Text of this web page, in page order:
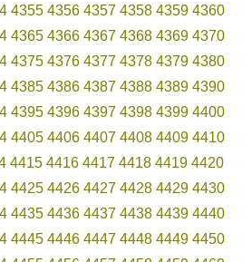
4355 4356 4357 4358 4359 4360
4365 4366 4367 4368 4369 4370
4375 4376 4377 4378 4379 4380
4385 4386 4387 4388 4389 4390
4395 4396 4397 4398 4399 4400
4405 4406 4407 4408 4409 4410
4415 4416 4417 4418 4419 4420
4425 4426 4427 4428 4429 4430
4435 4436 4437 4438 4439 4440
4445 4446 4447 4448 4449 4450